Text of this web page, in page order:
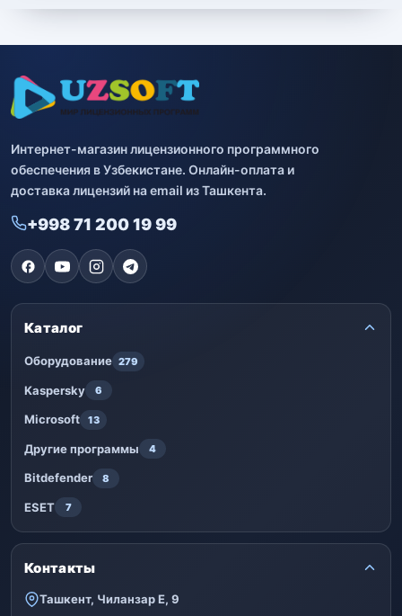
Интернет-магазин лицензионного программного
обеспечения в Узбекистане. Онлайн-оплата и
доставка лицензий на email из Ташкента.
+998 71 200 19 99
Каталог
Оборудование 279
Kaspersky 6
Microsoft 13
Другие программы 4
Bitdefender 8
ESET 7
Контакты
Ташкент, Чиланзар Е, 9